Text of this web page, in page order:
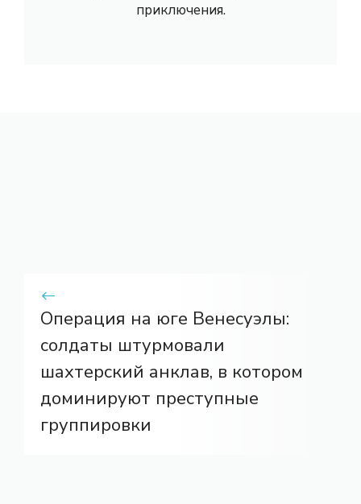
приключения.
Операция на юге Венесуэлы:
солдаты штурмовали
шахтерский анклав, в котором
доминируют преступные
группировки